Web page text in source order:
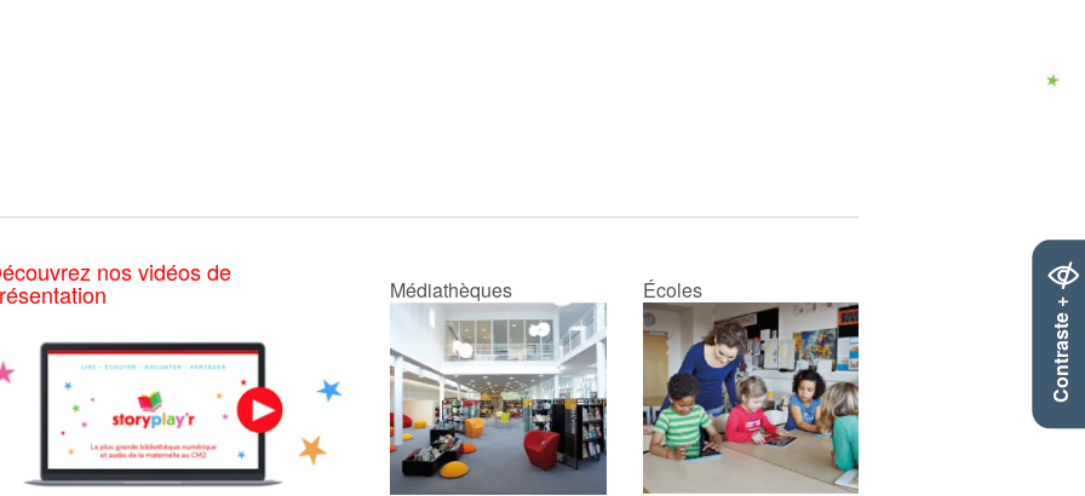
Contraste +
nos vidéos de
Médiathèques Écoles